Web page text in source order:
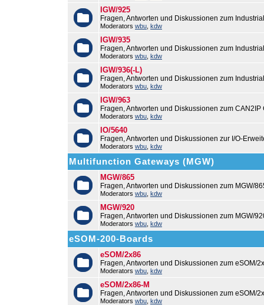
IGW/925
Fragen, Antworten und Diskussionen zum
Moderators wbu kdw
IGW/935
Fragen, Antworten und Diskussionen zum
Moderators wbu kdw
IGW/936(-L)
Fragen, Antworten und Diskussionen zum
Moderators wbu kdw
IGW/963
Fragen, Antworten und Diskussionen zum CAN2IP
Moderators wbu kdw
IO/5640
Fragen, Antworten und Diskussionen zur I/O-
Moderators wbu kdw
Multifunction Gateways (MGW)
MGW/865
Fragen, Antworten und Diskussionen zum MGW/
Moderators wbu kdw
MGW/920
Fragen, Antworten und Diskussionen zum MGW/
Moderators wbu kdw
eSOM-200-Boards
eSOM/2x86
Fragen, Antworten und Diskussionen zum eSOM/
Moderators wbu kdw
eSOM/2x86-M
Fragen, Antworten und Diskussionen zum eSOM/
Moderators wbu kdw